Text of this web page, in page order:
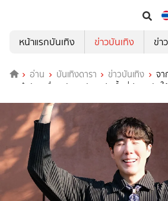
หน้าแรกบันเทิง
ข่าวบันเทิง ข่า
อ่าน บันเทิงดารา ข่าวบันเทิง
จ
จิตบำบัด “เขื่อน ภัทรดนัย” เปิดพื้นที่ปลอดภัย